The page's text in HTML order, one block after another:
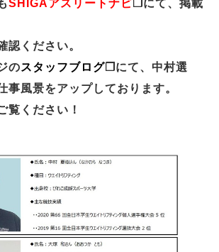
SHIGAアスリートナビ
にて、掲載
認ください。
のスタッフブログ
にて、中村選
事風景をアップしております。
覧ください！